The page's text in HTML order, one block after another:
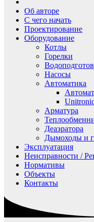
Об авторе
С чего начать
Проектирование
Оборудование
Котлы
Горелки
Насосы
Автоматика
Арматура
Деаэратора
Дымоходы и
Эксплуатация
Неисправности /
Нормативы
Объекты
Контакты